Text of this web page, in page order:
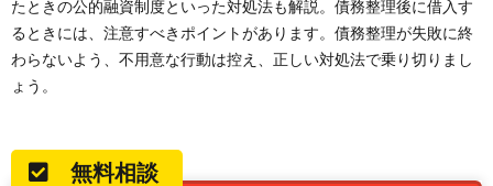
たときの公的融資制度といった対処法も解説。債務整理後に借入す
るときには、注意すべきポイントがあります。債務整理が失敗に終
わらないよう、不用意な行動は控え、正しい対処法で乗り切りまし
ょう。
無料相談